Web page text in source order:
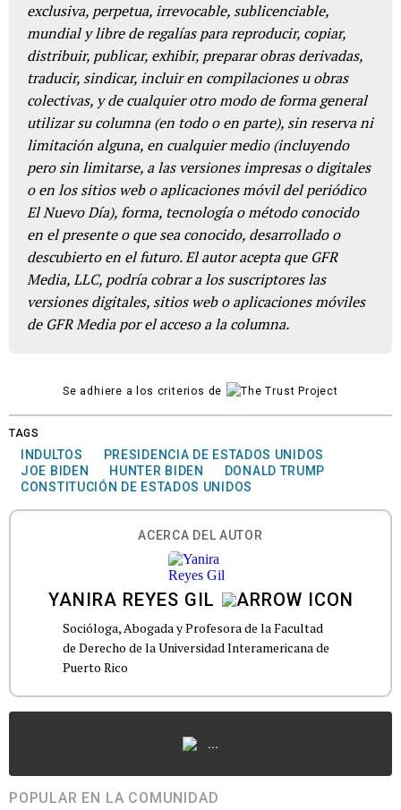
exclusiva, perpetua, irrevocable, sublicenciable,
mundial y libre de regalías para reproducir, copiar,
distribuir, publicar, exhibir, preparar obras derivadas,
traducir, sindicar, incluir en compilaciones u obras
colectivas, y de cualquier otro modo de forma general
utilizar su columna (en todo o en parte), sin reserva ni
limitación alguna, en cualquier medio (incluyendo
pero sin limitarse, a las versiones impresas o digitales
o en los sitios web o aplicaciones móvil del periódico
El Nuevo Día), forma, tecnología o método conocido
en el presente o que sea conocido, desarrollado o
descubierto en el futuro. El autor acepta que GFR
Media, LLC, podría cobrar a los suscriptores las
versiones digitales, sitios web o aplicaciones móviles
de GFR Media por el acceso a la columna.
Se adhiere a los criterios de
TAGS
INDULTOS
PRESIDENCIA DE ESTADOS UNIDOS
JOE BIDEN
HUNTER BIDEN
DONALD TRUMP
CONSTITUCIÓN DE ESTADOS UNIDOS
ACERCA DEL AUTOR
YANIRA REYES GIL
Socióloga, Abogada y Profesora de la Facultad
de Derecho de la Universidad Interamericana de
Puerto Rico
...
POPULAR EN LA COMUNIDAD